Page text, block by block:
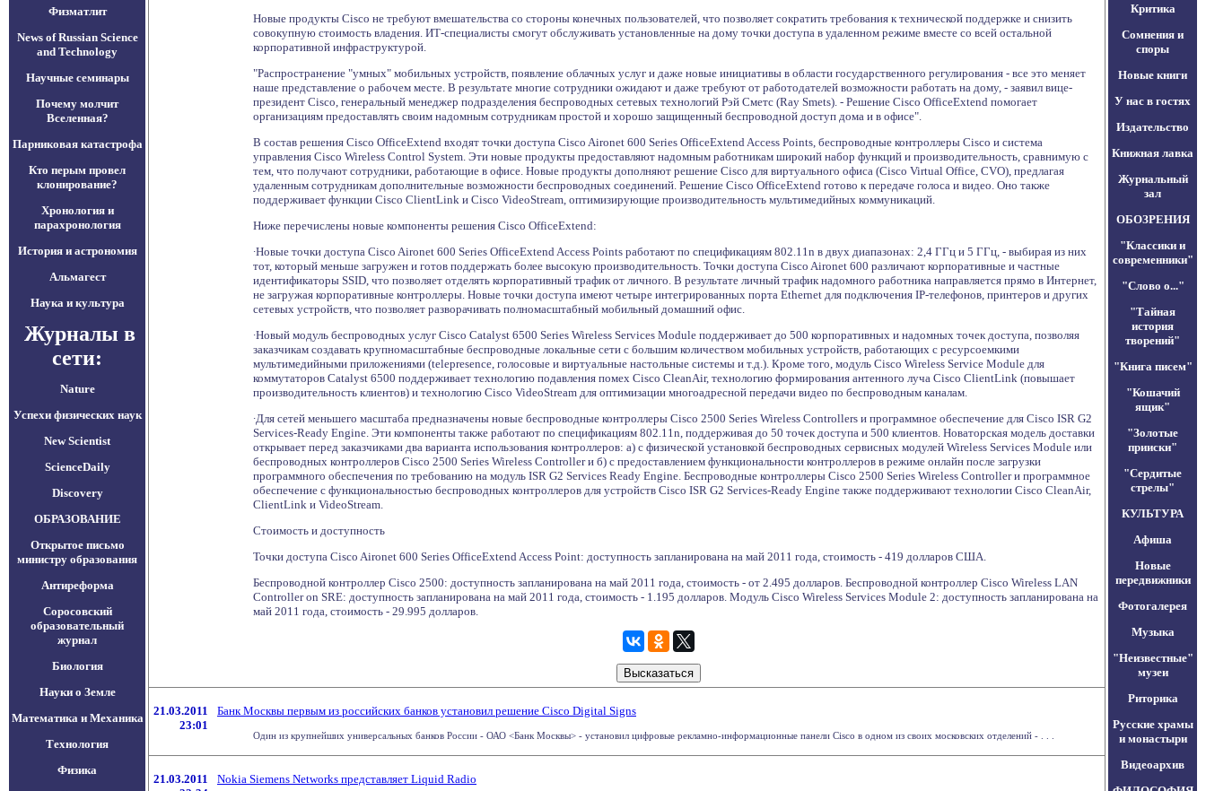
Физматлит
News of Russian Science
and Technology
Научные семинары
Почему молчит
Вселенная?
Парниковая катастрофа
Кто перым провел
клонирование?
Хронология и
парахронология
История и астрономия
Альмагест
Наука и культура
Журналы в
сети:
Nature
Успехи физических наук
New Scientist
ScienceDaily
Discovery
ОБРАЗОВАНИЕ
Открытое письмо
министру образования
Антиреформа
Соросовский
образовательный
журнал
Биология
Науки о Земле
Математика и Механика
Технология
Физика
Новые продукты Cisco не требуют вмешательства со стороны конечных пользователей, что позволяет сократить требования к технической поддержке и снизить
совокупную стоимость владения. ИТ-специалисты смогут обслуживать установленные на дому точки доступа в удаленном режиме вместе со всей остальной
корпоративной инфраструктурой.
"Распространение "умных" мобильных устройств, появление облачных услуг и даже новые инициативы в области государственного регулирования - все это меняет
наше представление о рабочем месте. В результате многие сотрудники ожидают и даже требуют от работодателей возможности работать на дому, - заявил вице-
президент Cisco, генеральный менеджер подразделения беспроводных сетевых технологий Рэй Сметс (Ray Smets). - Решение Cisco OfficeExtend помогает
организациям предоставлять своим надомным сотрудникам простой и хорошо защищенный беспроводной доступ дома и в офисе".
В состав решения Cisco OfficeExtend входят точки доступа Cisco Aironet 600 Series OfficeExtend Access Points, беспроводные контроллеры Cisco и система
управления Cisco Wireless Control System. Эти новые продукты предоставляют надомным работникам широкий набор функций и производительность, сравнимую с
тем, что получают сотрудники, работающие в офисе. Новые продукты дополняют решение Cisco для виртуального офиса (Cisco Virtual Office, CVO), предлагая
удаленным сотрудникам дополнительные возможности беспроводных соединений. Решение Cisco OfficeExtend готово к передаче голоса и видео. Оно также
поддерживает функции Cisco ClientLink и Cisco VideoStream, оптимизирующие производительность мультимедийных коммуникаций.
Ниже перечислены новые компоненты решения Cisco OfficeExtend:
∙Новые точки доступа Cisco Aironet 600 Series OfficeExtend Access Points работают по спецификациям 802.11n в двух диапазонах: 2,4 ГГц и 5 ГГц, - выбирая из них
тот, который меньше загружен и готов поддержать более высокую производительность. Точки доступа Cisco Aironet 600 различают корпоративные и частные
идентификаторы SSID, что позволяет отделять корпоративный трафик от личного. В результате личный трафик надомного работника направляется прямо в Интернет,
не загружая корпоративные контроллеры. Новые точки доступа имеют четыре интегрированных порта Ethernet для подключения IP-телефонов, принтеров и других
сетевых устройств, что позволяет разворачивать полномасштабный мобильный домашний офис.
∙Новый модуль беспроводных услуг Cisco Catalyst 6500 Series Wireless Services Module поддерживает до 500 корпоративных и надомных точек доступа, позволяя
заказчикам создавать крупномасштабные беспроводные локальные сети с большим количеством мобильных устройств, работающих с ресурсоемкими
мультимедийными приложениями (telepresence, голосовые и виртуальные настольные системы и т.д.). Кроме того, модуль Cisco Wireless Service Module для
коммутаторов Catalyst 6500 поддерживает технологию подавления помех Cisco CleanAir, технологию формирования антенного луча Cisco ClientLink (повышает
производительность клиентов) и технологию Cisco VideoStream для оптимизации многоадресной передачи видео по беспроводным каналам.
∙Для сетей меньшего масштаба предназначены новые беспроводные контроллеры Cisco 2500 Series Wireless Controllers и программное обеспечение для Cisco ISR G2
Services-Ready Engine. Эти компоненты также работают по спецификациям 802.11n, поддерживая до 50 точек доступа и 500 клиентов. Новаторская модель доставки
открывает перед заказчиками два варианта использования контроллеров: а) с физической установкой беспроводных сервисных модулей Wireless Services Module или
беспроводных контроллеров Cisco 2500 Series Wireless Controller и б) с предоставлением функциональности контроллеров в режиме онлайн после загрузки
программного обеспечения по требованию на модуль ISR G2 Services Ready Engine. Беспроводные контроллеры Cisco 2500 Series Wireless Controller и программное
обеспечение с функциональностью беспроводных контроллеров для устройств Cisco ISR G2 Services-Ready Engine также поддерживают технологии Cisco CleanAir,
ClientLink и VideoStream.
Стоимость и доступность
Точки доступа Cisco Aironet 600 Series OfficeExtend Access Point: доступность запланирована на май 2011 года, стоимость - 419 долларов США.
Беспроводной контроллер Cisco 2500: доступность запланирована на май 2011 года, стоимость - от 2.495 долларов. Беспроводной контроллер Cisco Wireless LAN
Controller on SRE: доступность запланирована на май 2011 года, стоимость - 1.195 долларов. Модуль Cisco Wireless Services Module 2: доступность запланирована на
май 2011 года, стоимость - 29.995 долларов.
21.03.2011
23:01
Банк Москвы первым из российских банков установил решение Cisco Digital Signs
Один из крупнейших универсальных банков России - ОАО <Банк Москвы> - установил цифровые рекламно-информационные панели Cisco в одном из своих московских отделений - . . .
21.03.2011
Nokia Siemens Networks представляет Liquid Radio
Критика
Сомнения и
споры
Новые книги
У нас в гостях
Издательство
Книжная лавка
Журнальный
зал
ОБОЗРЕНИЯ
"Классики и
современники"
"Слово о..."
"Тайная
история
творений"
"Книга писем"
"Кошачий
ящик"
"Золотые
прииски"
"Сердитые
стрелы"
КУЛЬТУРА
Афиша
Новые
передвижники
Фотогалерея
Музыка
"Неизвестные"
музеи
Риторика
Русские храмы
и монастыри
Видеоархив